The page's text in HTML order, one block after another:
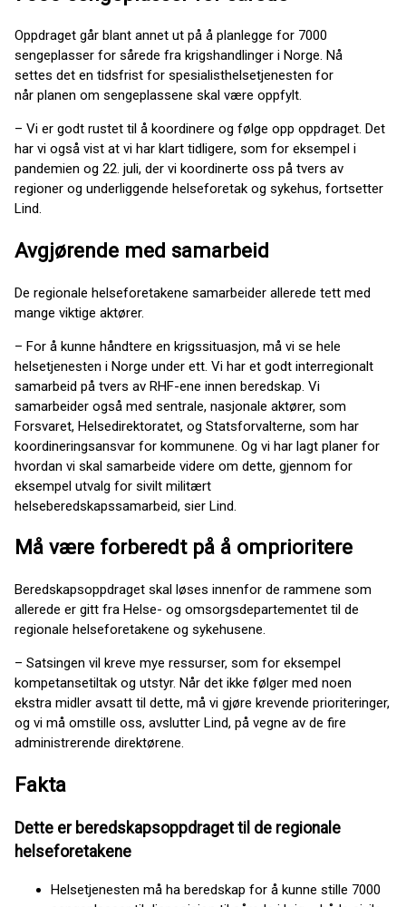
Oppdraget går blant annet ut på å planlegge for 7000
sengeplasser for sårede fra krigshandlinger i Norge. Nå
settes det en tidsfrist for spesialisthelsetjenesten for
når planen om sengeplassene skal være oppfylt.
– Vi er godt rustet til å koordinere og følge opp oppdraget. Det
har vi også vist at vi har klart tidligere, som for eksempel i
pandemien og 22. juli, der vi koordinerte oss på tvers av
regioner og underliggende helseforetak og sykehus, fortsetter
Lind.
Avgjørende med samarbeid
De regionale helseforetakene samarbeider allerede tett med
mange viktige aktører.
– For å kunne håndtere en krigssituasjon, må vi se hele
helsetjenesten i Norge under ett. Vi har et godt interregionalt
samarbeid på tvers av RHF-ene innen beredskap. Vi
samarbeider også med sentrale, nasjonale aktører, som
Forsvaret, Helsedirektoratet, og Statsforvalterne, som har
koordineringsansvar for kommunene. Og vi har lagt planer for
hvordan vi skal samarbeide videre om dette, gjennom for
eksempel utvalg for sivilt militært
helseberedskapssamarbeid, sier Lind.
Må være forberedt på å omprioritere
Beredskapsoppdraget skal løses innenfor de rammene som
allerede er gitt fra Helse- og omsorgsdepartementet til de
regionale helseforetakene og sykehusene.
– Satsingen vil kreve mye ressurser, som for eksempel
kompetansetiltak og utstyr. Når det ikke følger med noen
ekstra midler avsatt til dette, må vi gjøre krevende prioriteringer,
og vi må omstille oss, avslutter Lind, på vegne av de fire
administrerende direktørene.
Fakta
Dette er beredskapsoppdraget til de regionale
helseforetakene
Helsetjenesten må ha beredskap for å kunne stille 7000